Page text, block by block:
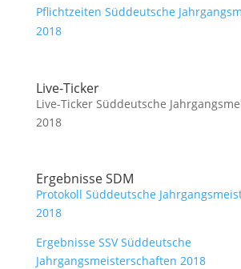
Pflichtzeiten Süddeutsche
2018
Live-Ticker
Live-Ticker Süddeutsche
2018
Ergebnisse SDM
Protokoll Süddeutsche
2018
Ergebnisse SSV Süddeutsche
Jahrgangsmeisterschaften 2018